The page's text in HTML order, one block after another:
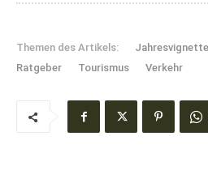
Themen des Artikels: Jahresvignette
Ratgeber
Tourismus Verkehr